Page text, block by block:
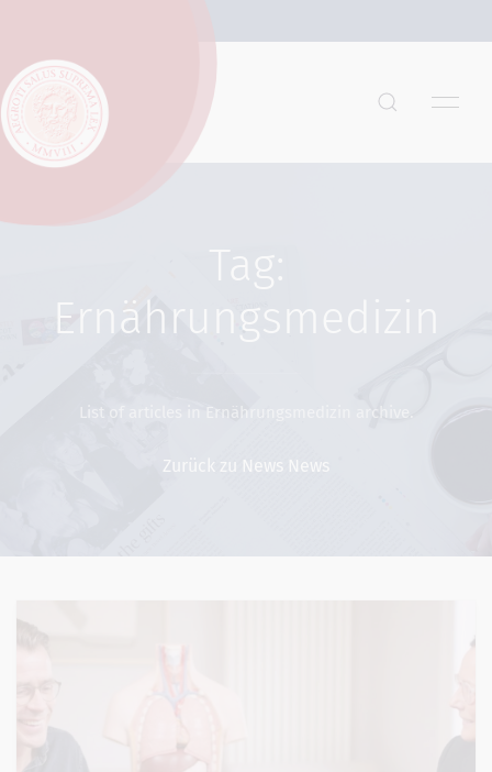
Tag:
Ernährungsmedizin
List of articles in Ernährungsmedizin archive.
Zurück zu News News